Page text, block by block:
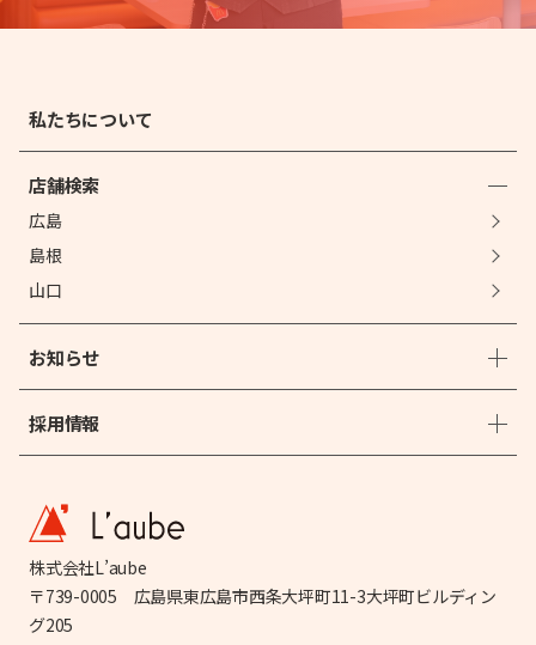
株式会社L’aube
〒739-0005 広島県東広島市西条大坪町11-3大坪町ビルディン
グ205
私たちについて
店舗検索
広島
島根
山口
お知らせ
採用情報